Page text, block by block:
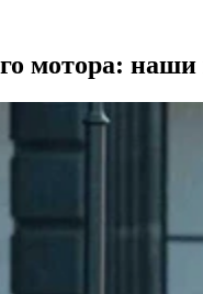
мотора: